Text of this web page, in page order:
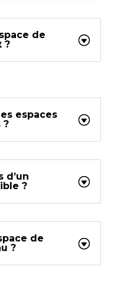
de
?
espaces
?
d’un
?
de
?